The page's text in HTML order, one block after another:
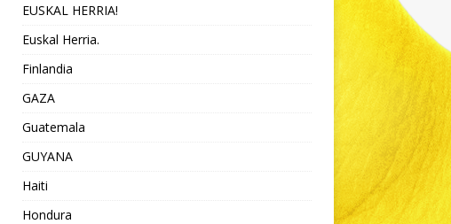
EUSKAL HERRIA!
Euskal Herria.
Finlandia
GAZA
Guatemala
GUYANA
Haiti
Hondura